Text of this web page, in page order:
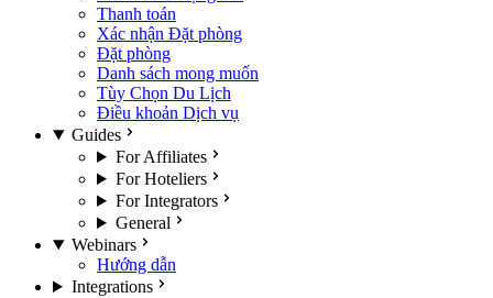
Thanh toán
Xác nhận Đặt phòng
Đặt phòng
Danh sách mong muốn
Tùy Chọn Du Lịch
Điều khoản Dịch vụ
Guides
For Affiliates
For Hoteliers
For Integrators
General
Webinars
Hướng dẫn
Integrations